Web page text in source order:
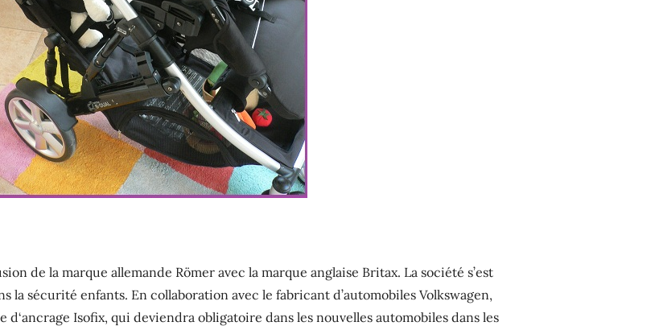
de la marque allemande Römer avec la marque anglaise Britax. La société s’est
la sécurité enfants. En collaboration avec le fabricant d’automobiles Volkswagen,
d‘ancrage Isofix, qui deviendra obligatoire dans les nouvelles automobiles dans les